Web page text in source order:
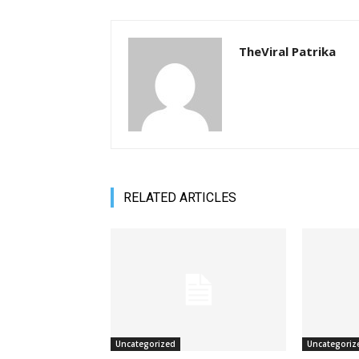
TheViral Patrika
RELATED ARTICLES
Uncategorized